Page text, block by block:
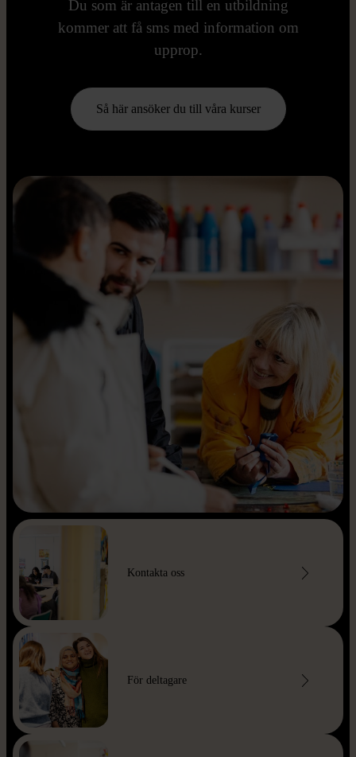
Du som är antagen till en utbildning
kommer att få sms med information om
upprop.
Så här ansöker du till våra kurser
Kontakta oss
För deltagare